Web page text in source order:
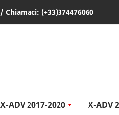
/ Chiamaci: (+33)374476060
X-ADV 2017-2020 X-ADV